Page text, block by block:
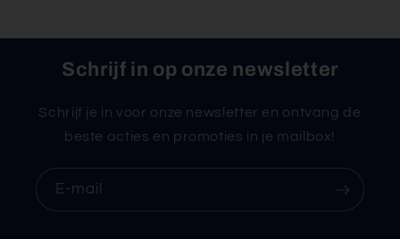
Schrijf in op onze newsletter
Schrijf je in voor onze newsletter en ontvang de
beste acties en promoties in je mailbox!
E‑mail